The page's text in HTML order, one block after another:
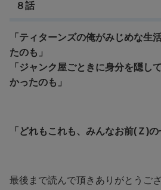
８話
「ティターンズの俺がみじめな生
たのも」
「ジャンク屋ごときに身分を隠し
かったのも」
「どれもこれも、みんなお前(Ｚ)の
最後まで読んで頂きありがとうござ